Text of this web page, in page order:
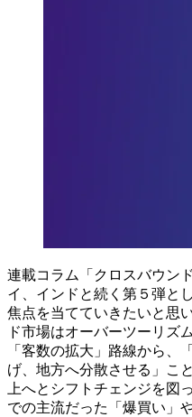
連載コラム「クロスバウン
イ、インドと続く第５弾と
焦点を当てていきたいと思
ド市場はオーバーツーリズ
「客数の拡大」路線から、
げ、地方へ分散させる」こ
上へとシフトチェンジを図
での主流だった「爆買い」